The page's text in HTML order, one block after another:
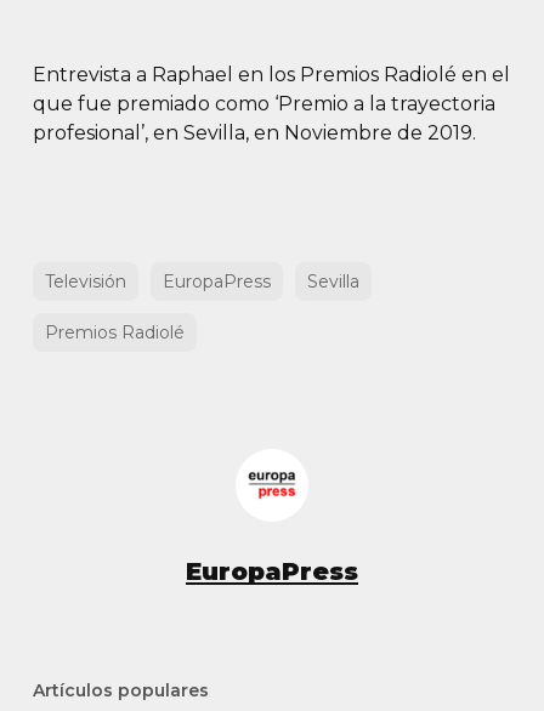
Entrevista a Raphael en los Premios Radiolé en el
que fue premiado como ‘Premio a la trayectoria
profesional’, en Sevilla, en Noviembre de 2019.
Televisión EuropaPress Sevilla
Premios Radiolé
EuropaPress
Artículos populares